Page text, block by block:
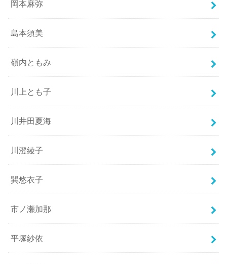
岡本麻弥
島本須美
嶺内ともみ
川上とも子
川井田夏海
川澄綾子
巽悠衣子
市ノ瀬加那
平塚紗依